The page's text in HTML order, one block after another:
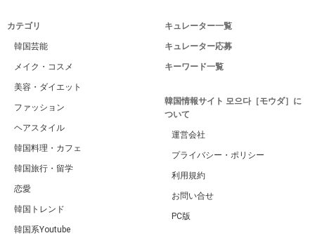
カテゴリ
韓国芸能
メイク・コスメ
美容・ダイエット
ファッション
ヘアスタイル
韓国料理・カフェ
韓国旅行・留学
恋愛
韓国トレンド
韓国系Youtube
キュレーター一覧
キュレーター応募
キーワード一覧
韓国情報サイト 모으다［モウダ］に
ついて
運営会社
プライバシー・ポリシー
利用規約
お問い合せ
PC版